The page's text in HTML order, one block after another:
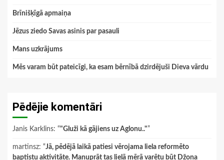
Brīnišķīgā apmaiņa
Jēzus ziedo Savas asinis par pasauli
Mans uzkrājums
Mēs varam būt pateicīgi, ka esam bērnībā dzirdējuši Dieva vārdu
Pēdējie komentāri
Janis Karklins: “"Gluži kā gājiens uz Aglonu.."”
martinsz: “Jā, pēdējā laikā patiesi vērojama liela reformēto
baptistu aktivitāte. Manuprāt tas lielā mērā varētu būt Džona